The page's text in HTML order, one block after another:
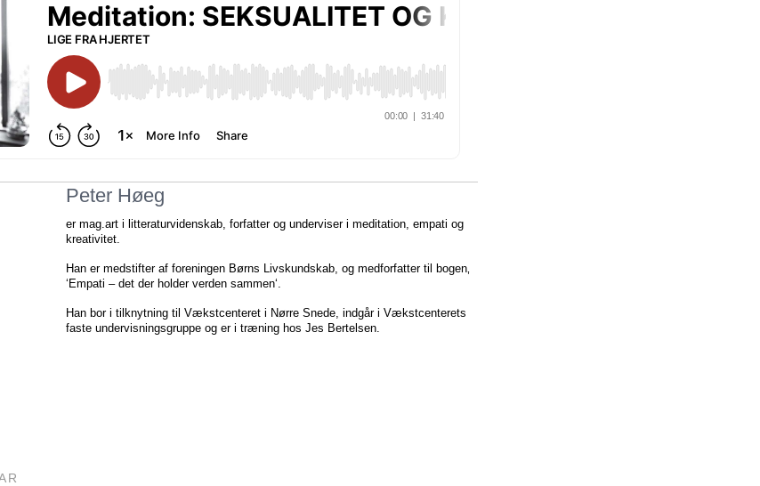
Peter Høeg
er mag.art i litteraturvidenskab, forfatter og underviser i meditation, empati og
kreativitet.
Han er medstifter af foreningen Børns Livskundskab, og medforfatter til bogen‚
‘Empati – det der holder verden sammen‘.
Han bor i tilknytning til Vækstcenteret i Nørre Snede, indgår i Vækstcenterets
faste undervisningsgruppe og er i træning hos Jes Bertelsen.